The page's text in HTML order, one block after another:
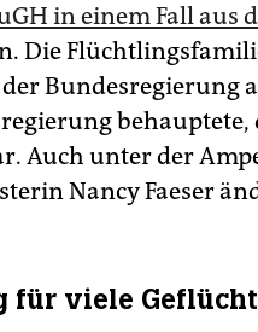
in einem Fall aus
Die
Bundesregierung
Auch unter der
Nancy Faeser
für viele